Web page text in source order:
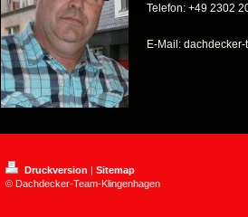
Telefon: +49 2302
E-Mail:
Druckversion | Sitemap
© Dachdecker-Team-Klingenhagen